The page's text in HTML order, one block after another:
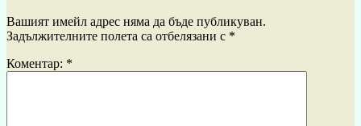
Вашият имейл адрес няма да бъде публикуван.
Задължителните полета са отбелязани с *
Коментар: *